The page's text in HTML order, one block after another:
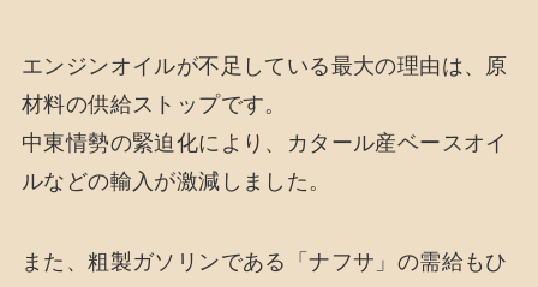
エンジンオイルが不足している最大の理由は、原
材料の供給ストップです。
中東情勢の緊迫化により、カタール産ベースオイ
ルなどの輸入が激減しました。
また、粗製ガソリンである「ナフサ」の需給もひ